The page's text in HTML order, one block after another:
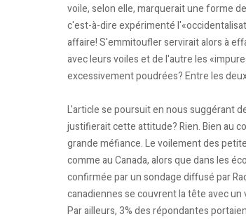
voile, selon elle, marquerait une forme
c'est-à-dire expérimenté
affaire! S'emmitoufler servirait alors à
avec leurs voiles et de l'autre les
excessivement poudrées? Entre les
L'article se poursuit en nous suggérant
justifierait cette attitude? Rien. Bien au
grande méfiance. Le voilement des
comme au Canada, alors que dans les
confirmée par un sondage diffusé par
canadiennes se couvrent la tête avec
Par ailleurs, 3% des répondantes